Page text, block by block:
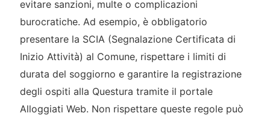
evitare sanzioni, multe o complicazioni
burocratiche. Ad esempio, è obbligatorio
presentare la SCIA (Segnalazione Certificata di
Inizio Attività) al Comune, rispettare i limiti di
durata del soggiorno e garantire la registrazione
degli ospiti alla Questura tramite il portale
Alloggiati Web. Non rispettare queste regole può